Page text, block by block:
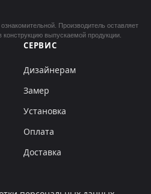
Производитель оставляет
выпускаемой продукции.
СЕРВИС
Дизайнерам
Замер
Установка
Оплата
Доставка